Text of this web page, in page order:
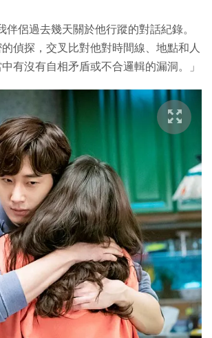
伴侶過去幾天關於他行蹤的對話紀錄。
偵探，交叉比對他對時間線、地點和人
有沒有自相矛盾或不合邏輯的漏洞。」